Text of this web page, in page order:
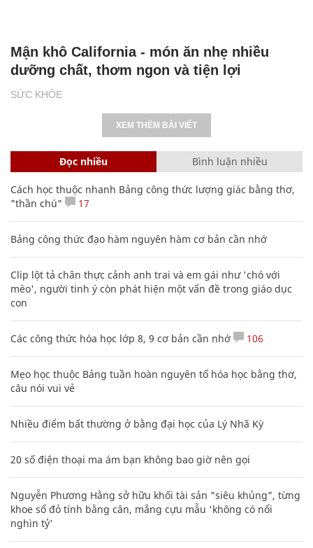
SỨC KHỎE
Mận khô California - món ăn nhẹ nhiều
dưỡng chất, thơm ngon và tiện lợi
XEM THÊM BÀI VIẾT
Đọc nhiều Bình luận nhiều
Cách học thuộc nhanh Bảng công thức lượng giác bằng thơ,
"thần chú"
17
Bảng công thức đạo hàm nguyên hàm cơ bản cần nhớ
Clip lột tả chân thực cảnh anh trai và em gái như 'chó với
mèo', người tinh ý còn phát hiện một vấn đề trong giáo dục
con
Các công thức hóa học lớp 8, 9 cơ bản cần nhớ 106
Mẹo học thuộc Bảng tuần hoàn nguyên tố hóa học bằng thơ,
câu nói vui vẻ
Nhiều điểm bất thường ở bằng đại học của Lý Nhã Kỳ
20 số điện thoại ma ám bạn không bao giờ nên gọi
Nguyễn Phương Hằng sở hữu khối tài sản "siêu khủng", từng
khoe sổ đỏ tính bằng cân, mắng cựu mẫu 'không có nổi
nghìn tỷ'